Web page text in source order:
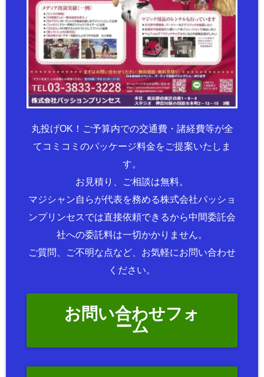
丸投げOK！ご予算内での交通費・諸経費等が全
てコミコミのパッケージ料金をご提案いたしま
す。
お見積り、ご相談は無料。
マジシャン自らが代表を務める株式会社パッショ
ンプリンセスでは直接依頼できるから中間委託会
社への委託料は一切かかりません。
ご質問、ご不明な点など、お気軽にお問い合わせ
ください。
お問い合わせフォ
ーム